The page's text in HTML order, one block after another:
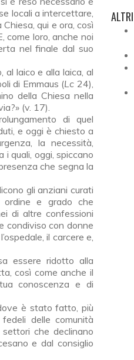
locali a in­tercettare,
qui e ora, così
come loro, anche noi
nel finale dal suo
laico e alla laica, al
di Emmaus (Lc 24),
della Chiesa nella
(v. 17).
di quel
e oggi è chiesto a
la necessità,
i quali, oggi, spiccano
che segna la
gli anziani curati
ordine e grado che
di altre confessioni
condiviso con donne
il carce­re e,
essere ridotto alla
così come anche il
conoscenza e di
è stato fatto, più
delle comunità
che declinano
e dal consiglio
ALTRI